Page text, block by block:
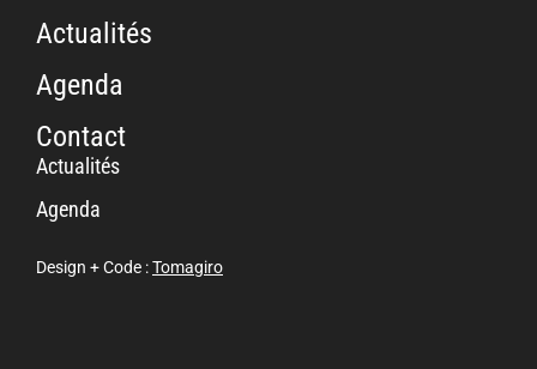
Actualités
Agenda
Contact
Actualités
Agenda
Design + Code :Tomagiro